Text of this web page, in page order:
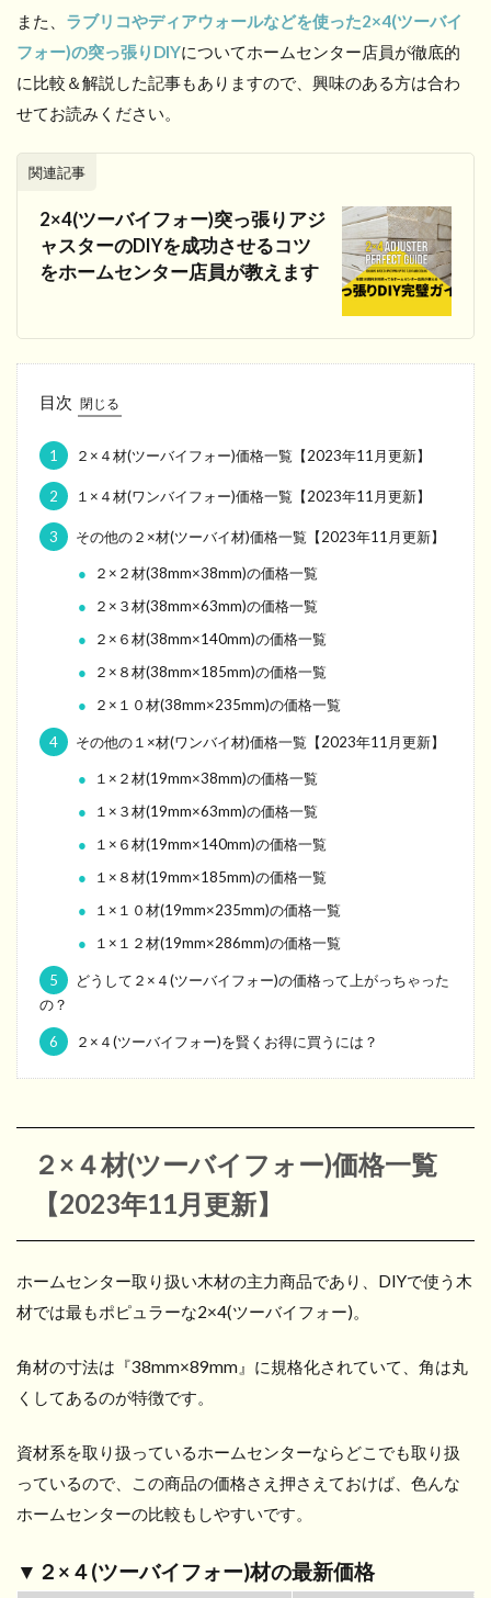
また、 ラブリコやディアウォールなどを使った2×4(ツーバイ
フォー)の突っ張りDIYについてホームセンター店員が徹底的
に比較＆解説した記事もありますので、興味のある方は合わ
せてお読みください。
関連記事
2×4(ツーバイフォー)突っ張りアジ
ャスターのDIYを成功させるコツ
をホームセンター店員が教えます
目次
1 ２×４材(ツーバイフォー)価格一覧【2023年11月更新】
2 １×４材(ワンバイフォー)価格一覧【2023年11月更新】
3 その他の２×材(ツーバイ材)価格一覧【2023年11月更新】
２×２材(38mm×38mm)の価格一覧
２×３材(38mm×63mm)の価格一覧
２×６材(38mm×140mm)の価格一覧
２×８材(38mm×185mm)の価格一覧
２×１０材(38mm×235mm)の価格一覧
4 その他の１×材(ワンバイ材)価格一覧【2023年11月更新】
１×２材(19mm×38mm)の価格一覧
１×３材(19mm×63mm)の価格一覧
１×６材(19mm×140mm)の価格一覧
１×８材(19mm×185mm)の価格一覧
１×１０材(19mm×235mm)の価格一覧
１×１２材(19mm×286mm)の価格一覧
5
どうして２×４(ツーバイフォー)の価格って上がっちゃった
の？
6 ２×４(ツーバイフォー)を賢くお得に買うには？
２×４材(ツーバイフォー)価格一覧
【2023年11月更新】
ホームセンター取り扱い木材の主力商品であり、DIYで使う木
材では最もポピュラーな2×4(ツーバイフォー)。
角材の寸法は『38mm×89mm』に規格化されていて、角は丸
くしてあるのが特徴です。
資材系を取り扱っているホームセンターならどこでも取り扱
っているので、この商品の価格さえ押さえておけば、色んな
ホームセンターの比較もしやすいです。
▼２×４(ツーバイフォー)材の最新価格